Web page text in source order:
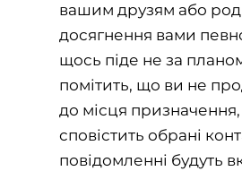
вашим друзям або
досягнення вами
щось піде не за
помітить, що ви не
до місця
сповістить обрані
повідомленні будуть